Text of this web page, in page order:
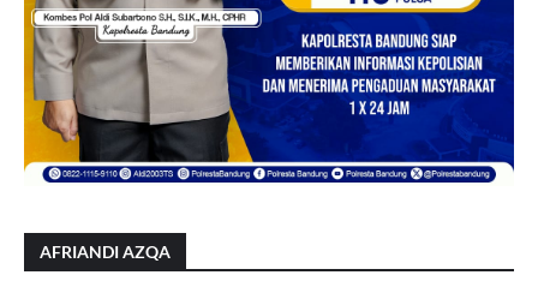
AFRIANDI AZQA